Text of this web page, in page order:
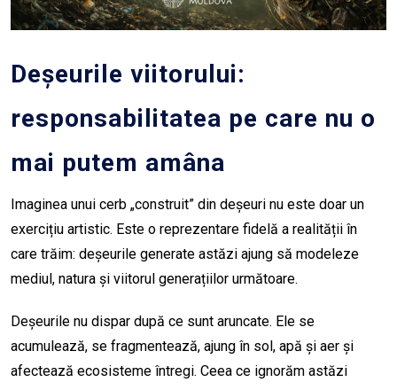
Deșeurile viitorului:
responsabilitatea pe care nu o
mai putem amâna
Imaginea unui cerb „construit” din deșeuri nu este doar un
exercițiu artistic. Este o reprezentare fidelă a realității în
care trăim: deșeurile generate astăzi ajung să modeleze
mediul, natura și viitorul generațiilor următoare.
Deșeurile nu dispar după ce sunt aruncate. Ele se
acumulează, se fragmentează, ajung în sol, apă și aer și
afectează ecosisteme întregi. Ceea ce ignorăm astăzi